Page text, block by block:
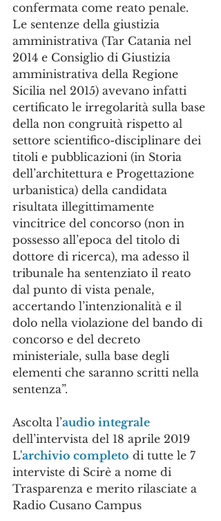
confermata come reato penale.
Le sentenze della giustizia
amministrativa (Tar Catania nel
2014 e Consiglio di Giustizia
amministrativa della Regione
Sicilia nel 2015) avevano infatti
certificato le irregolarità sulla base
della non congruità rispetto al
settore scientifico-disciplinare dei
titoli e pubblicazioni (in Storia
dell’architettura e Progettazione
urbanistica) della candidata
risultata illegittimamente
vincitrice del concorso (non in
possesso all’epoca del titolo di
dottore di ricerca), ma adesso il
tribunale ha sentenziato il reato
dal punto di vista penale,
accertando l’intenzionalità e il
dolo nella violazione del bando di
concorso e del decreto
ministeriale, sulla base degli
elementi che saranno scritti nella
sentenza”.
Ascolta l’audio integrale
dell’intervista del 18 aprile 2019
L'archivio completo di tutte le 7
interviste di Scirè a nome di
Trasparenza e merito rilasciate a
Radio Cusano Campus